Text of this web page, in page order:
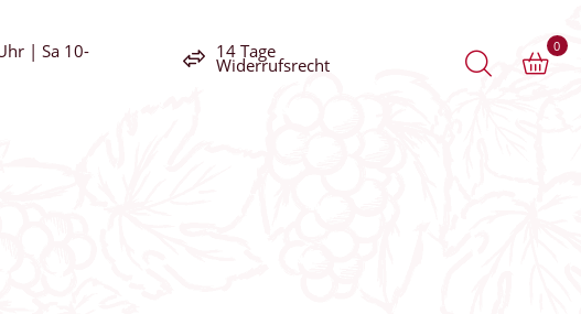
| Sa 10- 14 Tage
Widerrufsrecht
0